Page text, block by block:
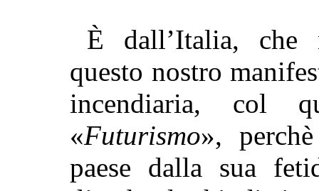
È dall’Italia, che
questo nostro
incendiaria, col
«Futurismo»,
paese dalla sua